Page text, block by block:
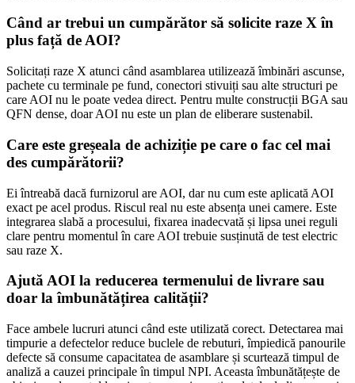
Când ar trebui un cumpărător să solicite raze X în
plus față de AOI?
Solicitați raze X atunci când asamblarea utilizează îmbinări ascunse,
pachete cu terminale pe fund, conectori stivuiți sau alte structuri pe
care AOI nu le poate vedea direct. Pentru multe construcții BGA sau
QFN dense, doar AOI nu este un plan de eliberare sustenabil.
Care este greșeala de achiziție pe care o fac cel mai
des cumpărătorii?
Ei întreabă dacă furnizorul are AOI, dar nu cum este aplicată AOI
exact pe acel produs. Riscul real nu este absența unei camere. Este
integrarea slabă a procesului, fixarea inadecvată și lipsa unei reguli
clare pentru momentul în care AOI trebuie susținută de test electric
sau raze X.
Ajută AOI la reducerea termenului de livrare sau
doar la îmbunătățirea calității?
Face ambele lucruri atunci când este utilizată corect. Detectarea mai
timpurie a defectelor reduce buclele de rebuturi, împiedică panourile
defecte să consume capacitatea de asamblare și scurtează timpul de
analiză a cauzei principale în timpul NPI. Aceasta îmbunătățește de